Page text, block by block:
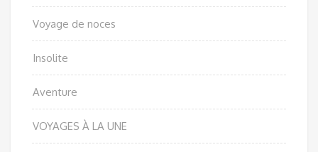
Voyage de noces
Insolite
Aventure
VOYAGES À LA UNE